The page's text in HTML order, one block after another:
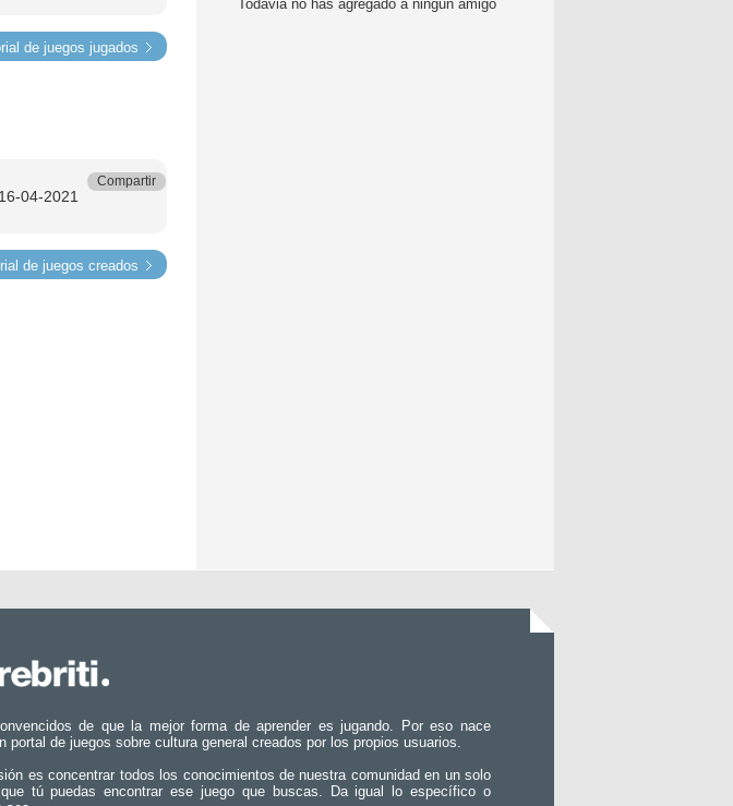
de juegos jugados
16-04-2021
Compartir
de juegos creados
Todavia no has agregado a ningun amigo
de que la mejor forma de aprender es jugando. Por eso nace
portal de juegos sobre cultura general creados por los propios usuarios.
es concentrar todos los conocimientos de nuestra comunidad en un solo
que tú puedas encontrar ese juego que buscas. Da igual lo específico o